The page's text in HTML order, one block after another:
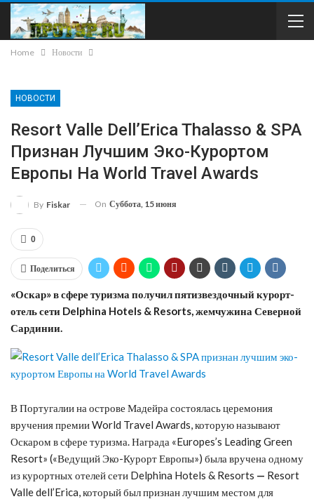
Home Новости
НОВОСТИ
Resort Valle Dell’Erica Thalasso & SPA
Признан Лучшим Эко-Курортом
Европы На World Travel Awards
By Fiskar On Суббота, 15 июня
0
Поделиться
«Оскар» в сфере туризма получил пятизвездочный курорт-
отель сети Delphina Hotels & Resorts, жемчужина Северной
Сардинии.
В Португалии на острове Мадейра состоялась церемония
вручения премии World Travel Awards, которую называют
Оскаром в сфере туризма. Награда «Europes’s Leading Green
Resort» («Ведущий Эко-Курорт Европы») была вручена одному
из курортных отелей сети Delphina Hotels & Resorts — Resort
Valle dell’Erica, который был признан лучшим местом для